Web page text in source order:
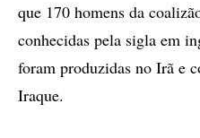
que 170 homens da
conhecidas pela sigla em
foram produzidas no Irã e
Iraque.